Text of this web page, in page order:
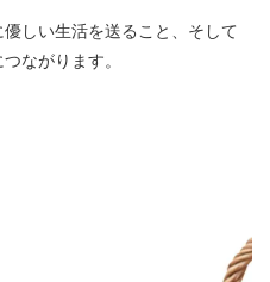
優しい生活を送ること、そして
ながります。